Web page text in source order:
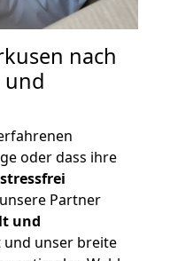
nach
und
oder dass ihre
Partner
und
und unser breite